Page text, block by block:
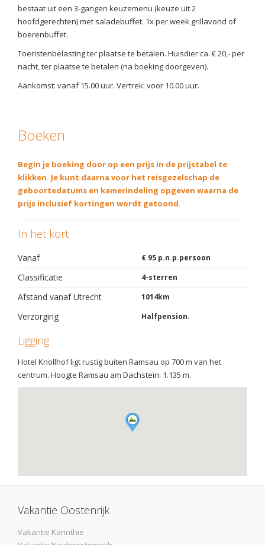
bestaat uit een 3-gangen keuzemenu (keuze uit 2
hoofdgerechten) met saladebuffet. 1x per week grillavond of
boerenbuffet.
Toeristenbelasting ter plaatse te betalen. Huisdier ca. € 20,- per
nacht, ter plaatse te betalen (na boeking doorgeven).
Aankomst: vanaf 15.00 uur. Vertrek: voor 10.00 uur.
Boeken
Begin je boeking door op een prijs in de prijstabel te
klikken. Je kunt daarna voor het reisgezelschap de
geboortedatums en kamerindeling opgeven waarna de
prijs inclusief kortingen wordt getoond.
In het kort
Vanaf € 95 p.n.p.persoon
Classificatie 4-sterren
Afstand vanaf Utrecht 1014km
Verzorging Halfpension.
Ligging
Hotel Knollhof ligt rustig buiten Ramsau op 700 m van het
centrum. Hoogte Ramsau am Dachstein: 1.135 m.
Vakantie Oostenrijk
Vakantie Karinthie